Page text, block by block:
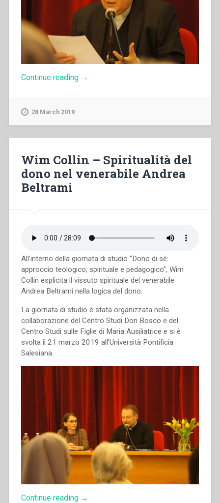
Continue reading “Aldo
a
come
atteggiamento
di
→
28 March 2019
Wim Collin – Spiritualità del
dono nel venerabile Andrea
Beltrami
All’interno della giornata di studio “Dono di sé:
approccio teologico, spirituale e pedagogico”, Wim
Collin esplicita il vissuto spirituale del venerabile
Andrea Beltrami nella logica del dono.
La giornata di studio è stata organizzata nella
collaborazione del Centro Studi Don Bosco e del
Centro Studi sulle Figlie di Maria Ausiliatrice e si è
svolta il 21 marzo 2019 all’Università Pontificia
Salesiana.
Continue reading “Wim
→